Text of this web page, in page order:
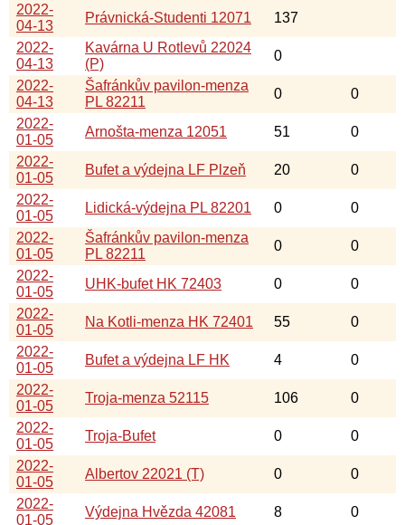
2022-
04-13
Právnická-Studenti 12071
137
2022-
04-13
Kavárna U Rotlevů 22024
(P)
0
2022-
04-13
Šafránkův pavilon-menza
PL 82211
0
0
2022-
01-05
Arnošta-menza 12051 51
0
2022-
01-05
Bufet a výdejna LF Plzeň 20
0
2022-
01-05
Lidická-výdejna PL 82201 0
0
2022-
01-05
Šafránkův pavilon-menza
PL 82211
0
0
2022-
01-05
UHK-bufet HK 72403 0
0
2022-
01-05
Na Kotli-menza HK 72401 55
0
2022-
01-05
Bufet a výdejna LF HK 4
0
2022-
01-05
Troja-menza 52115 106
0
2022-
01-05
Troja-Bufet 0
0
2022-
01-05
Albertov 22021 (T) 0
0
2022-
01-05
Výdejna Hvězda 42081 8 0